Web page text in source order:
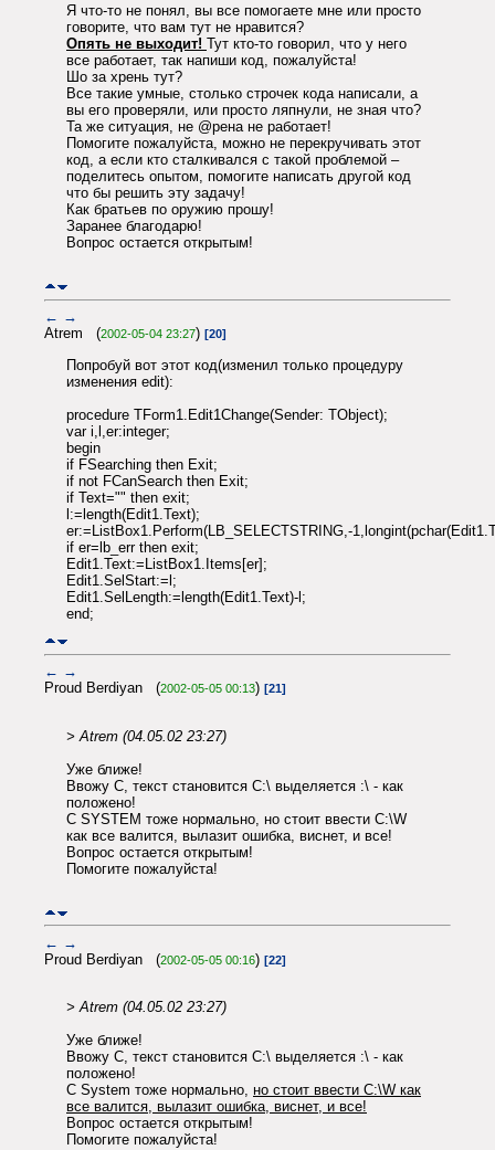
Я что-то не понял, вы все помогаете мне или просто
говорите, что вам тут не нравится?
Опять не выходит! Тут кто-то говорил, что у него
все работает, так напиши код, пожалуйста!
Шо за хрень тут?
Все такие умные, столько строчек кода написали, а
вы его проверяли, или просто ляпнули, не зная что?
Та же ситуация, не @рена не работает!
Помогите пожалуйста, можно не перекручивать этот
код, а если кто сталкивался с такой проблемой –
поделитесь опытом, помогите написать другой код
что бы решить эту задачу!
Как братьев по оружию прошу!
Заранее благодарю!
Вопрос остается открытым!
← →
Atrem (2002-05-04 23:27) [20]
Попробуй вот этот код(изменил только процедуру
изменения edit):
procedure TForm1.Edit1Change(Sender: TObject);
var i,l,er:integer;
begin
if FSearching then Exit;
if not FCanSearch then Exit;
if Text="" then exit;
l:=length(Edit1.Text);
er:=ListBox1.Perform(LB_SELECTSTRING,-
if er=lb_err then exit;
Edit1.Text:=ListBox1.Items[er];
Edit1.SelStart:=l;
Edit1.SelLength:=length(Edit1.Text)-l;
end;
← →
Proud Berdiyan (2002-05-05 00:13) [21]
> Atrem (04.05.02 23:27)
Уже ближе!
Ввожу C, текст становится C:\ выделяется :\ - как
положено!
С SYSTEM тоже нормально, но стоит ввести C:\W
как все валится, вылазит ошибка, виснет, и все!
Вопрос остается открытым!
Помогите пожалуйста!
← →
Proud Berdiyan (2002-05-05 00:16) [22]
> Atrem (04.05.02 23:27)
Уже ближе!
Ввожу C, текст становится C:\ выделяется :\ - как
положено!
С System тоже нормально, но стоит ввести C:\W как
все валится, вылазит ошибка, виснет, и все!
Вопрос остается открытым!
Помогите пожалуйста!